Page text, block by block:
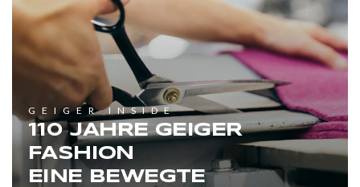
GEIGER INSIDE
110 JAHRE GEIGER
FASHION
EINE BEWEGTE